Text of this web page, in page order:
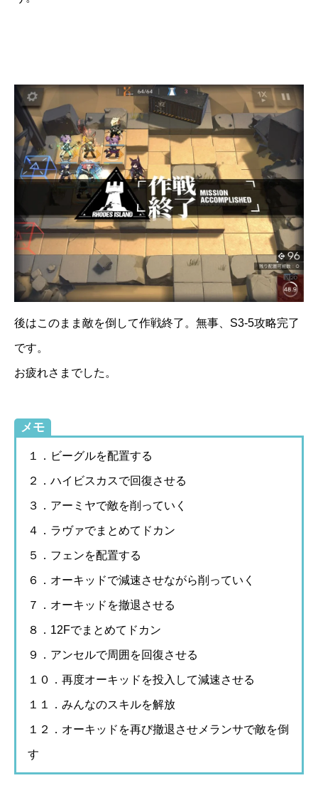
後はこのまま敵を倒して作戦終了。無事、S3-5攻略完了
です。
お疲れさまでした。
メモ
１．ビーグルを配置する
２．ハイビスカスで回復させる
３．アーミヤで敵を削っていく
４．ラヴァでまとめてドカン
５．フェンを配置する
６．オーキッドで減速させながら削っていく
７．オーキッドを撤退させる
８．12Fでまとめてドカン
９．アンセルで周囲を回復させる
１０．再度オーキッドを投入して減速させる
１１．みんなのスキルを解放
１２．オーキッドを再び撤退させメランサで敵を倒
す